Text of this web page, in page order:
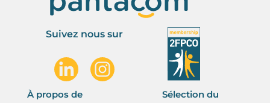
Suivez nous sur
À propos de
Sélection du